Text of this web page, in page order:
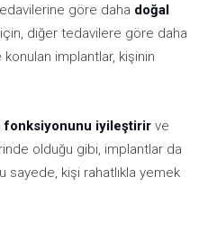
göre daha doğal
diğer tedavilere göre daha
implantlar, kişinin
fonksiyonunu iyileştirir ve
olduğu gibi, implantlar da
sayede, kişi rahatlıkla yemek